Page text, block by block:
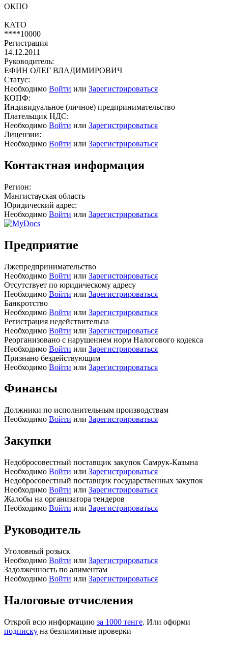
ОКПО
КАТО
****10000
Регистрация
14.12.2011
Руководитель:
ЕФИН ОЛЕГ ВЛАДИМИРОВИЧ
Статус:
Необходимо Войти или Зарегистрироваться
КОПФ:
Индивидуальное (личное) предпринимательство
Плательщик НДС:
Необходимо Войти или Зарегистрироваться
Лицензии:
Необходимо Войти или Зарегистрироваться
Контактная информация
Регион:
Мангистауская область
Юридический адрес:
Необходимо Войти или Зарегистрироваться
Предприятие
Лжепредпринимательство
Необходимо Войти или Зарегистрироваться
Отсутствует по юридическому адресу
Необходимо Войти или Зарегистрироваться
Банкротство
Необходимо Войти или Зарегистрироваться
Регистрация недействительна
Необходимо Войти или Зарегистрироваться
Реорганизовано с нарушением норм Налогового кодекса
Необходимо Войти или Зарегистрироваться
Признано бездействующим
Необходимо Войти или Зарегистрироваться
Финансы
Должники по исполнительным производствам
Необходимо Войти или Зарегистрироваться
Закупки
Недобросовестный поставщик закупок Самрук-Казына
Необходимо Войти или Зарегистрироваться
Недобросовестный поставщик государственных закупок
Необходимо Войти или Зарегистрироваться
Жалобы на организатора тендеров
Необходимо Войти или Зарегистрироваться
Руководитель
Уголовный розыск
Необходимо Войти или Зарегистрироваться
Задолженность по алиментам
Необходимо Войти или Зарегистрироваться
Налоговые отчисления
Открой всю информацию за 1000 тенге. Или оформи
подписку на безлимитные проверки